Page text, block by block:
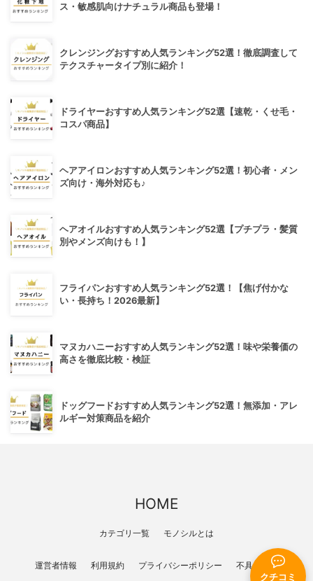
クチコミ
ス・敏感肌向けナチュラル商品も登場！
クレンジングおすすめ人気ランキング52選！徹底調査して
テクスチャータイプ別に紹介！
ドライヤーおすすめ人気ランキング52選【速乾・くせ毛・
コスパ商品】
ヘアアイロンおすすめ人気ランキング52選！初心者・メン
ズ向け・海外対応も♪
ヘアオイルおすすめ人気ランキング52選【プチプラ・髪質
別やメンズ向けも！】
フライパンおすすめ人気ランキング52選！【焦げ付かな
い・長持ち！2026最新】
マヌカハニーおすすめ人気ランキング52選！味や栄養価の
高さを徹底比較・検証
ドッグフードおすすめ人気ランキング52選！無添加・アレ
ルギー対策商品を紹介
HOME
カテゴリ一覧 モノシルとは
運営者情報 利用規約 プライバシーポリシー 不具合報告